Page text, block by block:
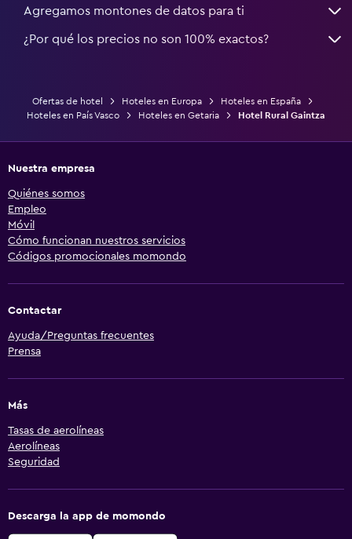
Agregamos montones de datos para ti
¿Por qué los precios no son 100% exactos?
Ofertas de hotel Hoteles en Europa
Hoteles en España
Hoteles en País Vasco
Hoteles en Getaria Hotel Rural Gaintza
Nuestra empresa
Quiénes somos
Empleo
Móvil
Cómo funcionan nuestros servicios
Códigos promocionales momondo
Contactar
Ayuda/Preguntas frecuentes
Prensa
Más
Tasas de aerolíneas
Aerolíneas
Seguridad
Descarga la app de momondo